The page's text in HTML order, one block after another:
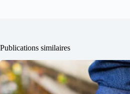
Publications similaires